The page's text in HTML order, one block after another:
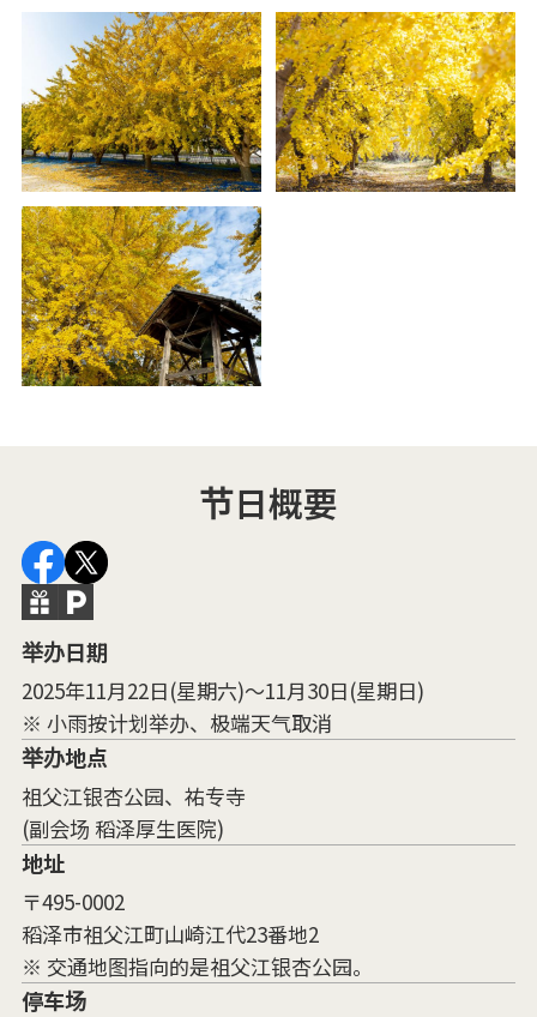
节日概要
举办日期
2025年11月22日(星期六)～11月30日(星期日)
※ 小雨按计划举办、极端天气取消
举办地点
祖父江银杏公园、祐专寺
(副会场 稻泽厚生医院)
地址
〒495-0002
稻泽市祖父江町山崎江代23番地2
※ 交通地图指向的是祖父江银杏公园。
停车场